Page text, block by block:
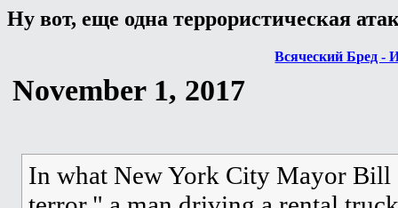
Ну вот, еще одна террористическая
Всяческий Бред -
November 1, 2017
In what New York City Mayor Bill